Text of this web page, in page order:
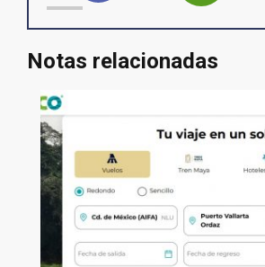
Notas relacionadas